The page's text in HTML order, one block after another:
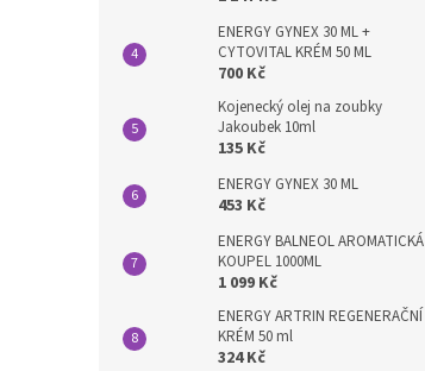
ENERGY GYNEX 30 ML +
CYTOVITAL KRÉM 50 ML
700 Kč
Kojenecký olej na zoubky
Jakoubek 10ml
135 Kč
ENERGY GYNEX 30 ML
453 Kč
ENERGY BALNEOL AROMATICKÁ
KOUPEL 1000ML
1 099 Kč
ENERGY ARTRIN REGENERAČNÍ
KRÉM 50 ml
324 Kč